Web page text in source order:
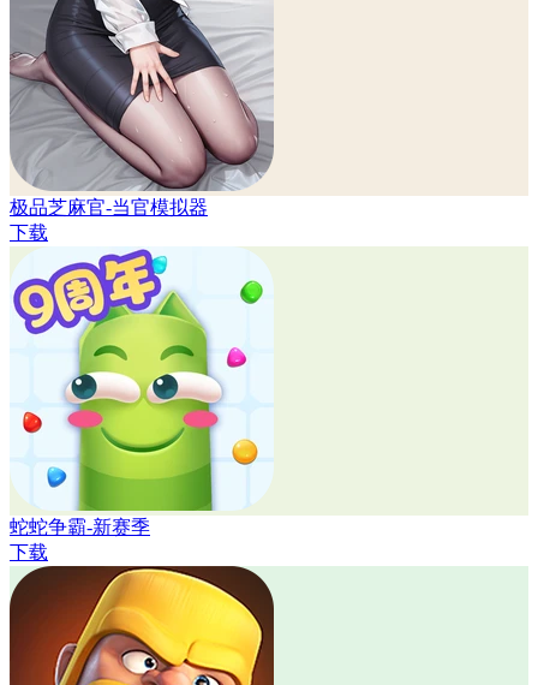
极品芝麻官-当官模拟器
下载
蛇蛇争霸-新赛季
下载